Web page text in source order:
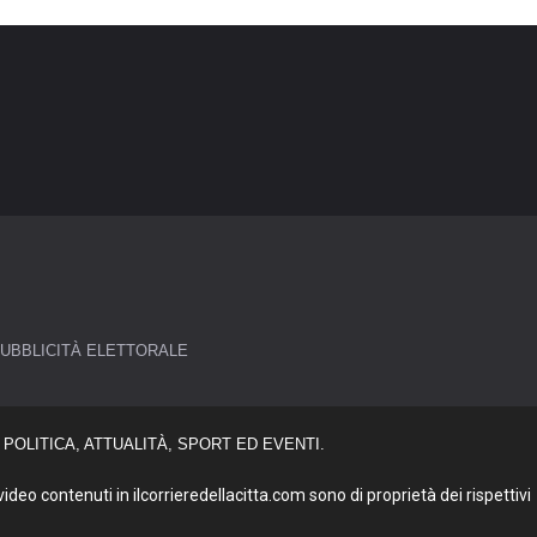
ELETTORALE
ATTUALITÀ, SPORT ED EVENTI.
contenuti in ilcorrieredellacitta.com sono di proprietà dei rispettivi